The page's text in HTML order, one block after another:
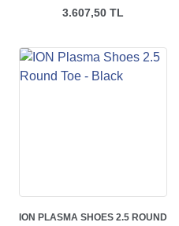
3.607,50 TL
ION PLASMA SHOES 2.5 ROUND